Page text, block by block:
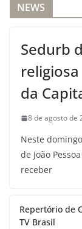
NEWS
Sedurb
da
8 de agosto de
Neste
de João
receber
Repertório de
TV Brasil